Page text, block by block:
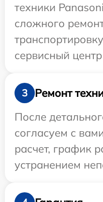
техники
сложного
сервисный
3
Ремонт
После
согласуем с
расчет, график
устранением